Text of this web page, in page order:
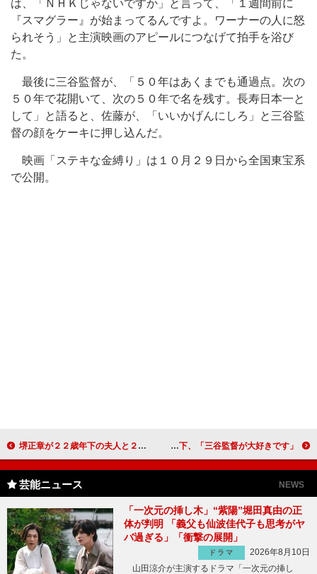
は、「ＮＨＫじゃないですか」と言って、「１週間前に
『スマグラー』が始まってるんですよ。ワーナーの人に怒
られそう」と主演映画のアピールにつなげて拍手を浴び
た。
最後に三谷監督が、「５０年はあくまでも通過点。次の
５０年で花開いて、次の５０年で名を残す。長寿日本一と
して」と語ると、佐藤が、「いいかげんにしろ」と三谷監
督の顔をケーキに押し込んだ。
映画「ステキな金縛り」は１０月２９日から全国東宝系
で公開。
堺正章が２２歳年下の夫人と２ショットでゴール！ 「本当にドラマチックな４日間だった」 竹内結子、「どこの首相の就任式なんだ…」 ＴＫＯ木下、「三谷監督が大好きです」
芸能ニュース NEWS
「一次元の挿し木」“紫陽”堀田真由の正
体が判明 「義父も仙波佳代子も思考がヤ
バ過ぎる」「衝撃の展開」
ドラマ
2026年8月10日
山田涼介が主演するドラマ「一次元の挿し